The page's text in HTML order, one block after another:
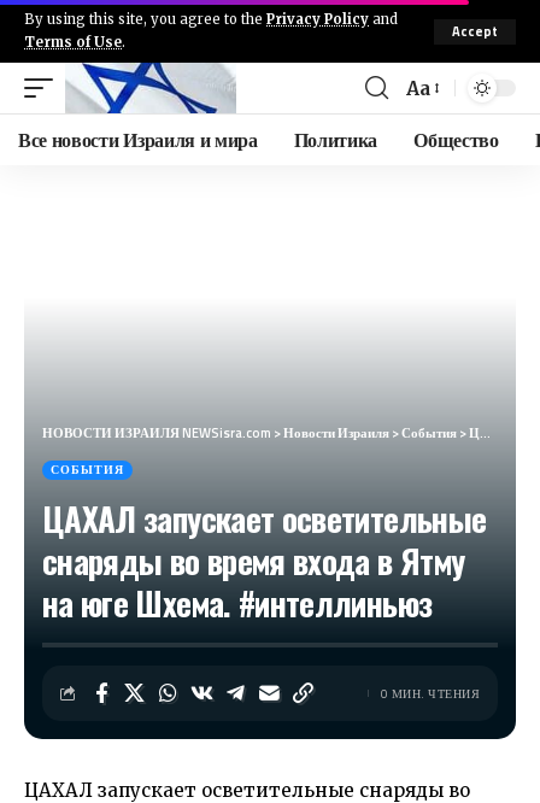
By using this site, you agree to the Privacy Policy and
Terms of Use.
Accept
Aa
Все новости Израиля и мира Политика Общество
НОВОСТИ ИЗРАИЛЯ NEWSisra.com >Новости Израиля>События>ЦАХАЛ запускает осветительные снаряды во время входа в Ятму на юге Шхема. #интеллиньюз
СОБЫТИЯ
ЦАХАЛ запускает осветительные
снаряды во время входа в Ятму
на юге Шхема. #интеллиньюз
0 МИН. ЧТЕНИЯ
ЦАХАЛ запускает осветительные снаряды во